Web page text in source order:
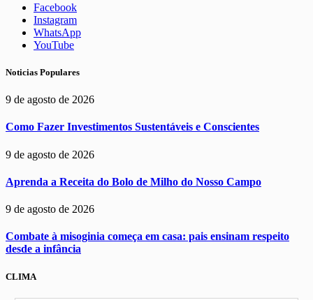
Facebook
Instagram
WhatsApp
YouTube
Noticias Populares
9 de agosto de 2026
Como Fazer Investimentos Sustentáveis e Conscientes
9 de agosto de 2026
Aprenda a Receita do Bolo de Milho do Nosso Campo
9 de agosto de 2026
Combate à misoginia começa em casa: pais ensinam respeito
desde a infância
CLIMA